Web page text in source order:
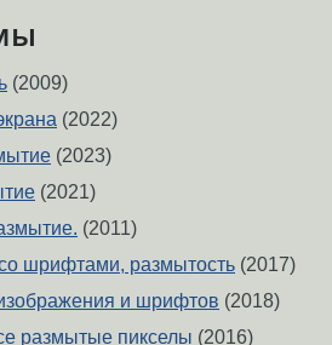
(2009)
(2022)
(2023)
(2021)
(2011)
шрифтами, размытость (2017)
и шрифтов (2018)
размытые пикселы (2016)